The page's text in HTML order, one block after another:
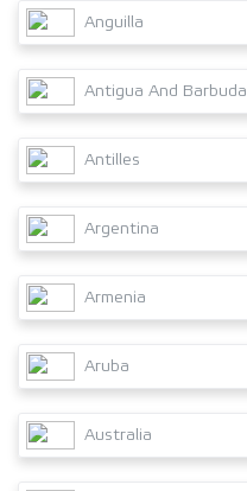
Anguilla
Antigua And Barbuda
Antilles
Argentina
Armenia
Aruba
Australia